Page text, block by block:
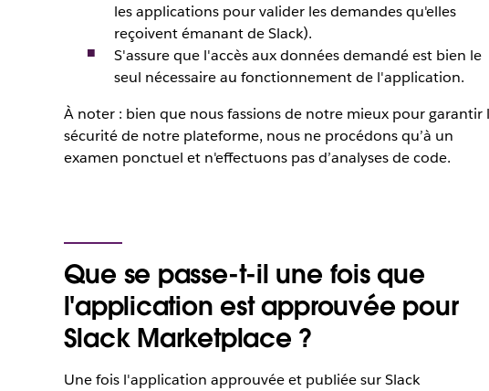
les applications pour valider les demandes qu'elles
reçoivent émanant de Slack).
S'assure que l'accès aux données demandé est bien le
seul nécessaire au fonctionnement de l'application.
À noter : bien que nous fassions de notre mieux pour garantir
sécurité de notre plateforme, nous ne procédons qu’à un
examen ponctuel et n'effectuons pas d’analyses de code.
Que se passe-t-il une fois que
l'application est approuvée pour
Slack Marketplace ?
Une fois l'application approuvée et publiée sur Slack